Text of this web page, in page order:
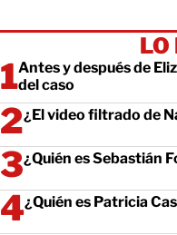
LO
Antes y después de
del caso
¿El video filtrado de
¿Quién es Sebastián
¿Quién es Patricia